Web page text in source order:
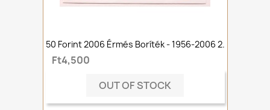
50 Forint 2006 Érmés Boríték - 1956-2006 2.
Ft4,500
OUT OF STOCK